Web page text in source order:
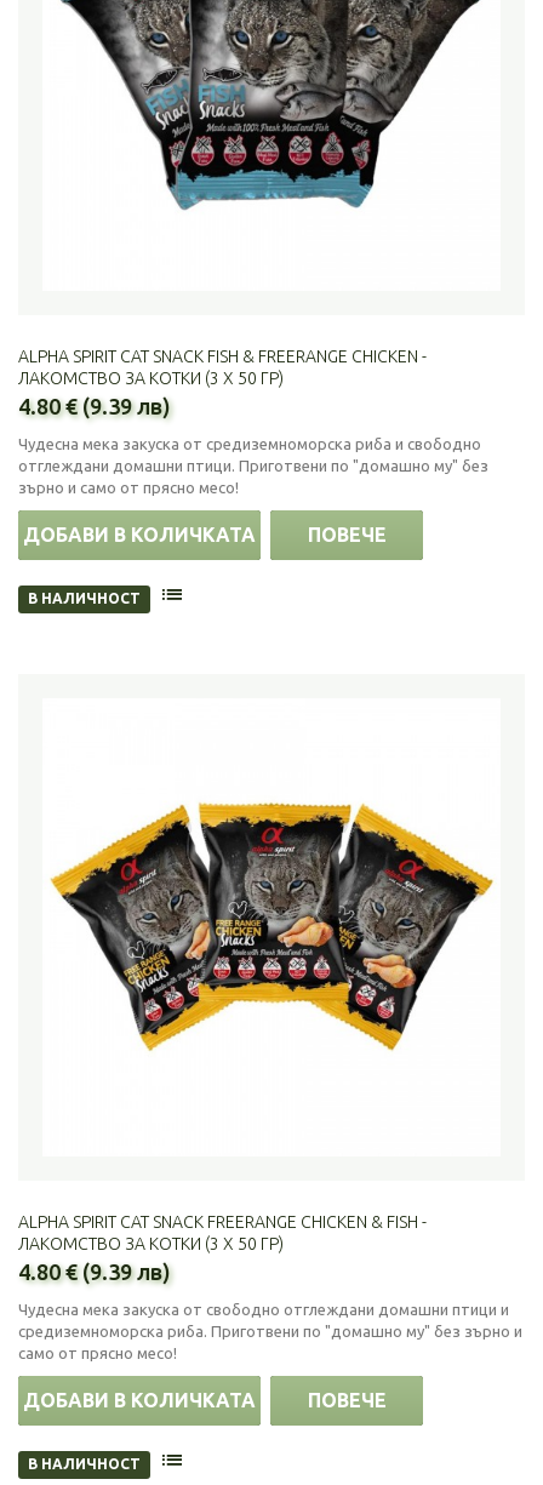
ALPHA SPIRIT CAT SNACK FISH & FREERANGE CHICKEN -
ЛАКОМСТВО ЗА КОТКИ (3 Х 50 ГР)
4.80 € (9.39 лв)
Чудесна мека закуска от средиземноморска риба и свободно
отглеждани домашни птици. Приготвени по "домашно му" без
зърно и само от прясно месо!
ДОБАВИ В КОЛИЧКАТА ПОВЕЧЕ
В НАЛИЧНОСТ
ALPHA SPIRIT CAT SNACK FREERANGE CHICKEN & FISH -
ЛАКОМСТВО ЗА КОТКИ (3 Х 50 ГР)
4.80 € (9.39 лв)
Чудесна мека закуска от свободно отглеждани домашни птици и
средиземноморска риба. Приготвени по "домашно му" без зърно и
само от прясно месо!
ДОБАВИ В КОЛИЧКАТА ПОВЕЧЕ
В НАЛИЧНОСТ